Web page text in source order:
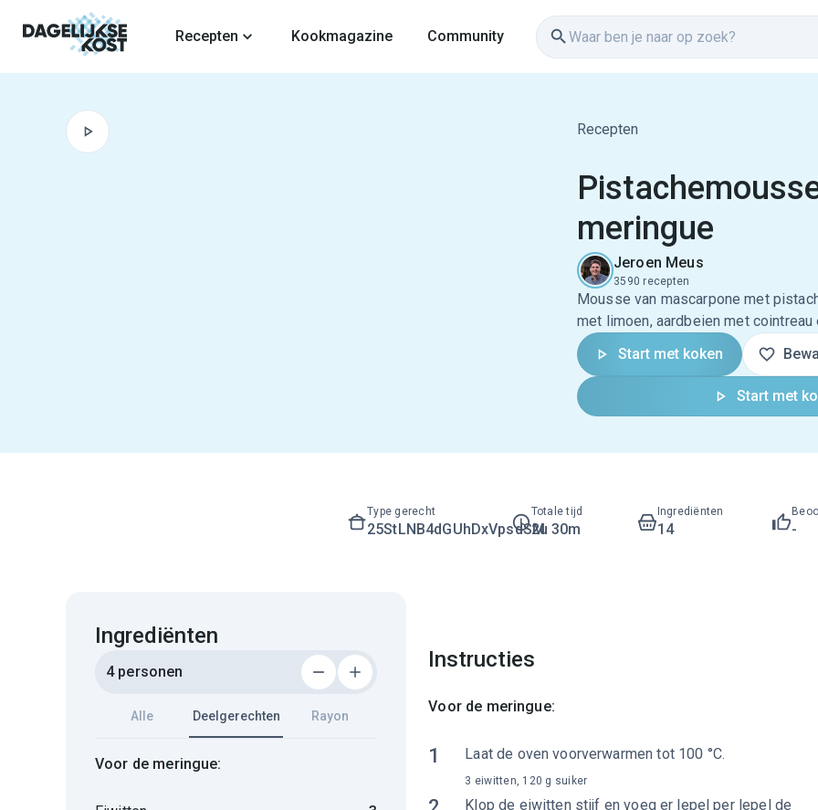
Recepten
Kookmagazine Community
Recepten
meringue
Jeroen Meus
3590 recepten
Mousse van mascarpone met
met limoen, aardbeien met
Start met koken
Start met
Type gerecht
25StLNB4dGUhDxVpsdSM
Totale tijd
2u 30m
Ingrediënten
14 -
Ingrediënten
4 personen
Alle Deelgerechten Rayon
Voor de meringue:
Instructies
Voor de meringue:
1 Laat de oven voorverwarmen tot 100 °C.
Klop de eiwitten stijf en voeg er lepel per lepel de
3 eiwitten, 120 g suiker